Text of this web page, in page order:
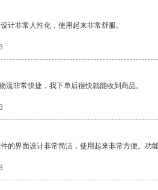
计非常人性化，使用起来非常舒服。
流非常快捷，我下单后很快就能收到商品。
的界面设计非常简洁，使用起来非常方便。功